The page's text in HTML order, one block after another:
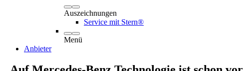
Auszeichnungen
Service mit Stern®
Menü
Anbieter